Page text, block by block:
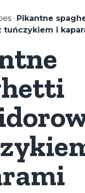
· Pikantne
tuńczykiem i